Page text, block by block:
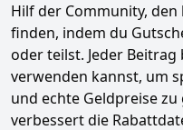
Hilf der Community,
finden, indem du
oder teilst. Jeder
verwenden kannst, um
und echte Geldpreise
verbessert die